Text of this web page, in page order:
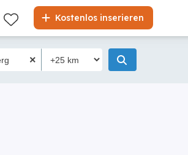
Kostenlos inserieren